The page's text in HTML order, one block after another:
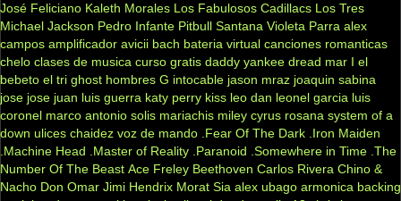
José Feliciano Kaleth Morales Los Fabulosos Cadillacs Los Tres
Michael Jackson Pedro Infante Pitbull Santana Violeta Parra alex
campos amplificador avicii bach bateria virtual canciones romanticas
chelo clases de musica curso gratis daddy yankee dread mar I el
bebeto el tri ghost hombres G intocable jason mraz joaquin sabina
jose jose juan luis guerra katy perry kiss leo dan leonel garcia luis
coronel marco antonio solis mariachis miley cyrus rosana system of a
down ulices chaidez voz de mando .Fear Of The Dark .Iron Maiden
.Machine Head
.Master of Reality .Paranoid .Somewhere in Time .The
Number Of The Beast Ace Freley Beethoven Carlos Rivera Chino &
Nacho Don Omar Jimi Hendrix Morat Sia alex ubago armonica backing